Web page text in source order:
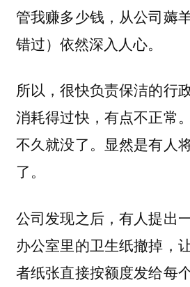
管我赚多少钱，从公司薅
错过）依然深入人心。
所以，很快负责保洁的行
消耗得过快，有点不正常
不久就没了。显然是有人
了。
公司发现之后，有人提出
办公室里的卫生纸撤掉，
者纸张直接按额度发给每